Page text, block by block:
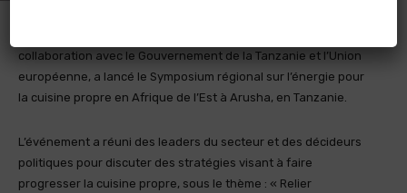
collaboration avec le Gouvernement de la Tanzanie et l’Union
européenne, a lancé le Symposium régional sur l’énergie pour
la cuisine propre en Afrique de l’Est à Arusha, en Tanzanie.
L’événement a réuni des leaders du secteur et des décideurs
politiques pour discuter des stratégies visant à faire
progresser la cuisine propre, sous le thème : « Relier